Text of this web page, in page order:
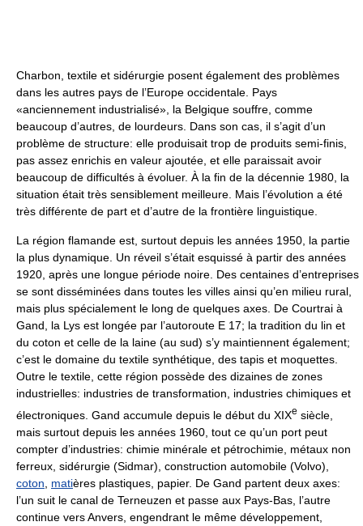
Charbon, textile et sidérurgie posent également des problèmes
dans les autres pays de l’Europe occidentale. Pays
«anciennement industrialisé», la Belgique souffre, comme
beaucoup d’autres, de lourdeurs. Dans son cas, il s’agit d’un
problème de structure: elle produisait trop de produits semi-finis,
pas assez enrichis en valeur ajoutée, et elle paraissait avoir
beaucoup de difficultés à évoluer. À la fin de la décennie 1980, la
situation était très sensiblement meilleure. Mais l’évolution a été
très différente de part et d’autre de la frontière linguistique.
La région flamande est, surtout depuis les années 1950, la partie
la plus dynamique. Un réveil s’était esquissé à partir des années
1920, après une longue période noire. Des centaines d’entreprises
se sont disséminées dans toutes les villes ainsi qu’en milieu rural,
mais plus spécialement le long de quelques axes. De Courtrai à
Gand, la Lys est longée par l’autoroute E 17; la tradition du lin et
du coton et celle de la laine (au sud) s’y maintiennent également;
c’est le domaine du textile synthétique, des tapis et moquettes.
Outre le textile, cette région possède des dizaines de zones
industrielles: industries de transformation, industries chimiques et
électroniques. Gand accumule depuis le début du XIXe siècle,
mais surtout depuis les années 1960, tout ce qu’un port peut
compter d’industries: chimie minérale et pétrochimie, métaux non
ferreux, sidérurgie (Sidmar), construction automobile (Volvo),
coton
matières plastiques, papier. De Gand partent deux axes:
l’un suit le canal de Terneuzen et passe aux Pays-Bas, l’autre
continue vers Anvers, engendrant le même développement,